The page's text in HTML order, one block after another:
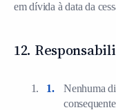
em dívida à data da
12.
Nenhuma